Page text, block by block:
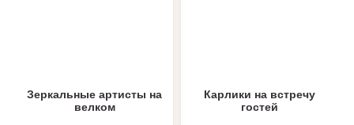
Зеркальные артисты на
велком
Карлики на встречу
гостей